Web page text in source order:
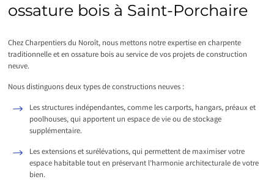
ossature bois à Saint-Porchaire
Chez Charpentiers du Noroît, nous mettons notre expertise en charpente
traditionnelle et en ossature bois au service de vos projets de construction
neuve.
Nous distinguons deux types de constructions neuves :
Les structures indépendantes, comme les carports, hangars, préaux et
poolhouses, qui apportent un espace de vie ou de stockage
supplémentaire.
Les extensions et surélévations, qui permettent de maximiser votre
espace habitable tout en préservant l’harmonie architecturale de votre
bien.